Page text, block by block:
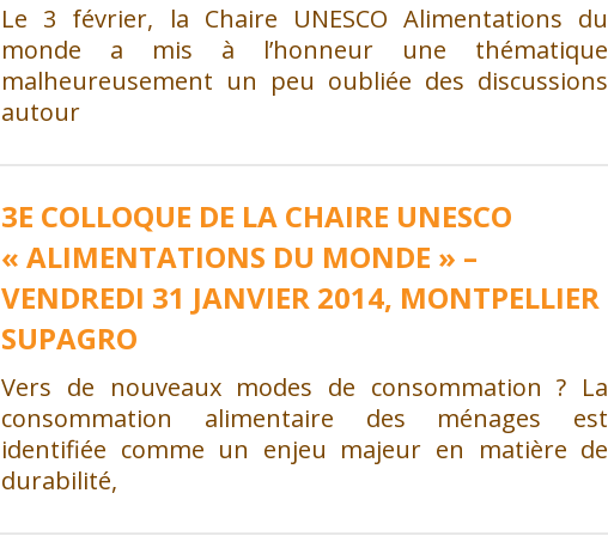
Le 3 février, la Chaire UNESCO Alimentations du
monde a mis à l’honneur une thématique
malheureusement un peu oubliée des discussions
autour
3E COLLOQUE DE LA CHAIRE UNESCO
« ALIMENTATIONS DU MONDE » –
VENDREDI 31 JANVIER 2014, MONTPELLIER
SUPAGRO
Vers de nouveaux modes de consommation ? La
consommation alimentaire des ménages est
identifiée comme un enjeu majeur en matière de
durabilité,